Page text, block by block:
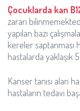
Çocuklarda kan
zararı
yapılan bazı
kereler saptanması
hastalarda yaklaşık
Kanser tanısı alan
hastaların tedavi